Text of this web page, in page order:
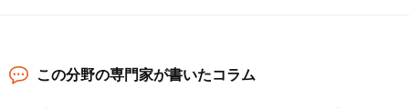
この分野の専門家が書いたコラム